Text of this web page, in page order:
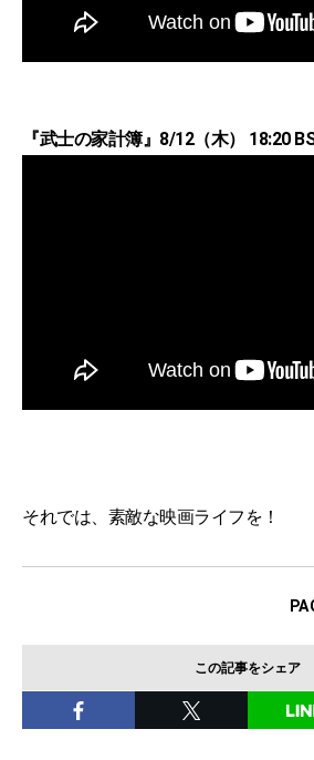
『武士の家計簿』8/12（木） 18:20
それでは、素敵な映画ライフを！
この記事をシェア